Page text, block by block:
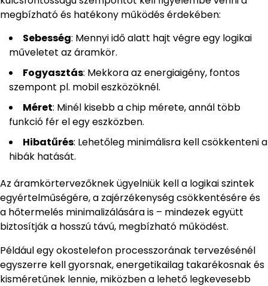
megbízható és hatékony működés érdekében:
Sebesség: Mennyi idő alatt hajt végre egy logikai
műveletet az áramkör.
Fogyasztás: Mekkora az energiaigény, fontos
szempont pl. mobil eszközöknél.
Méret: Minél kisebb a chip mérete, annál több
funkció fér el egy eszközben.
Hibatűrés: Lehetőleg minimálisra kell csökkenteni a
hibák hatását.
Az áramkörtervezőknek ügyelniük kell a logikai szintek
egyértelműségére, a zajérzékenység csökkentésére és
a hőtermelés minimalizálására is – mindezek együtt
biztosítják a hosszú távú, megbízható működést.
Például egy okostelefon processzorának tervezésénél
egyszerre kell gyorsnak, energetikailag takarékosnak és
kisméretűnek lennie, miközben a lehető legkevesebb